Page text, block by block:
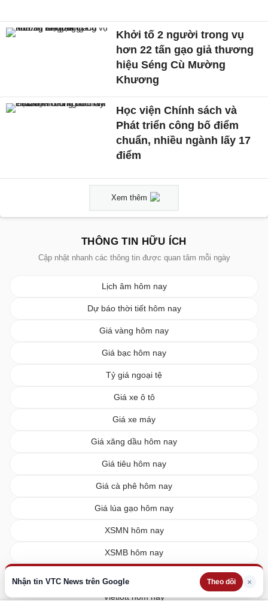
Nhận tin VTC News trên Google Theo dõi ×
Khởi tố 2 người trong vụ
hơn 22 tấn gạo giả thương
hiệu Séng Cù Mường
Khương
Học viện Chính sách và
Phát triển công bố điểm
chuẩn, nhiều ngành lấy 17
điểm
Xem thêm
THÔNG TIN HỮU ÍCH
Cập nhật nhanh các thông tin được quan tâm mỗi ngày
Lịch âm hôm nay
Dự báo thời tiết hôm nay
Giá vàng hôm nay
Giá bạc hôm nay
Tỷ giá ngoại tệ
Giá xe ô tô
Giá xe máy
Giá xăng dầu hôm nay
Giá tiêu hôm nay
Giá cà phê hôm nay
Giá lúa gạo hôm nay
XSMN hôm nay
XSMB hôm nay
Vietlott hôm nay